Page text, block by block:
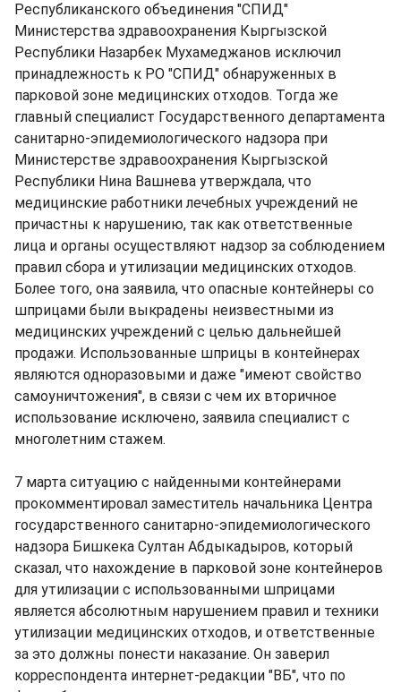
Республиканского объединения "СПИД"
Министерства здравоохранения Кыргызской
Республики Назарбек Мухамеджанов исключил
принадлежность к РО "СПИД" обнаруженных в
парковой зоне медицинских отходов. Тогда же
главный специалист Государственного департамента
санитарно-эпидемиологического надзора при
Министерстве здравоохранения Кыргызской
Республики Нина Вашнева утверждала, что
медицинские работники лечебных учреждений не
причастны к нарушению, так как ответственные
лица и органы осуществляют надзор за соблюдением
правил сбора и утилизации медицинских отходов.
Более того, она заявила, что опасные контейнеры со
шприцами были выкрадены неизвестными из
медицинских учреждений с целью дальнейшей
продажи. Использованные шприцы в контейнерах
являются одноразовыми и даже "имеют свойство
самоуничтожения", в связи с чем их вторичное
использование исключено, заявила специалист с
многолетним стажем.
7 марта ситуацию с найденными контейнерами
прокомментировал заместитель начальника Центра
государственного санитарно-эпидемиологического
надзора Бишкека Султан Абдыкадыров, который
сказал, что нахождение в парковой зоне контейнеров
для утилизации с использованными шприцами
является абсолютным нарушением правил и техники
утилизации медицинских отходов, и ответственные
за это должны понести наказание. Он заверил
корреспондента интернет-редакции "ВБ", что по